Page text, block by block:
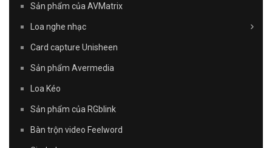
Sản phẩm của AVMatrix
Loa nghe nhạc
Card capture Unisheen
Sản phẩm Avermedia
Loa Kéo
Sản phẩm của RGblink
Bàn trộn video Feelword